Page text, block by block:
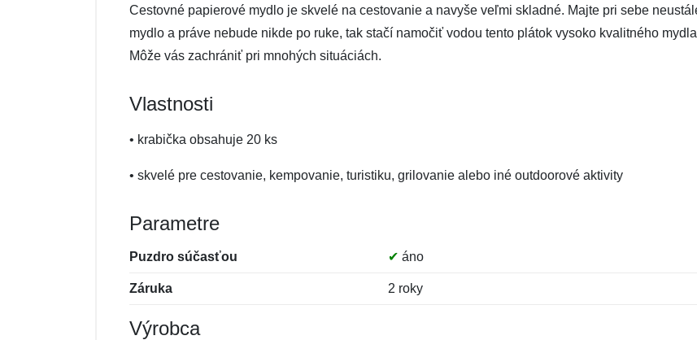
Cestovné papierové mydlo je skvelé na cestovanie a navyše veľmi skladné. Majte pri sebe
mydlo a práve nebude nikde po ruke, tak stačí namočiť vodou tento plátok vysoko kvalitného
Môže vás zachrániť pri mnohých situáciách.
Vlastnosti
• krabička obsahuje 20 ks
• skvelé pre cestovanie, kempovanie, turistiku, grilovanie alebo iné outdoorové aktivity
Parametre
Puzdro súčasťou ✔ áno
Záruka 2 roky
Výrobca